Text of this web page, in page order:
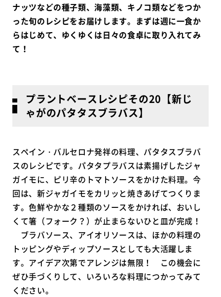
ナッツなどの種子類、海藻類、キノコ類などをつか
った旬のレシピをお届けします。まずは週に一食か
らはじめて、ゆくゆくは日々の食卓に取り入れてみ
て！
プラントベースレシピその20【新じ
ゃがのパタタスブラバス】
スペイン・バルセロナ発祥の料理、パタタスブラバ
スのレシピです。パタタプラバスは素揚げしたジャ
ガイモに、ピリ辛のトマトソースをかけた料理。今
回は、新ジャガイモをカリッと焼きあげてつくりま
す。色鮮やかな２種類のソースをかければ、おいし
くて箸（フォーク？）が止まらないひと皿が完成！
ブラバソース、アイオリソースは、ほかの料理の
トッピングやディップソースとしても大活躍しま
す。アイデア次第でアレンジは無限！ この機会に
ぜひ手づくりして、いろいろな料理につかってみて
ください。